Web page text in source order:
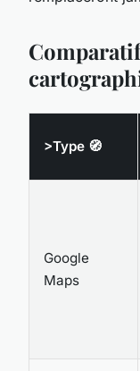
>Type 🧭
Google
Maps